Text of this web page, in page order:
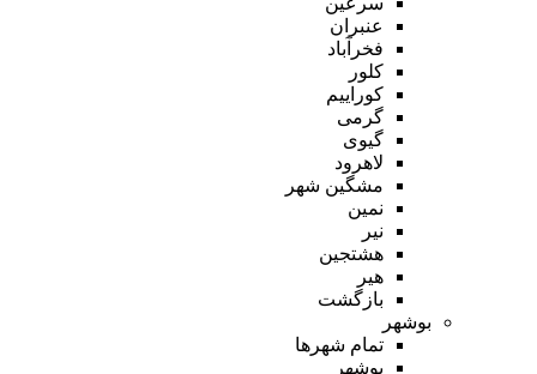
عنبران
فخرآباد
کلور
کوراییم
گرمی
گیوی
لاهرود
مشگین شهر
نمین
نیر
هشتجین
هیر
بازگشت
بوشهر
تمام شهر‌ها
بوشهر